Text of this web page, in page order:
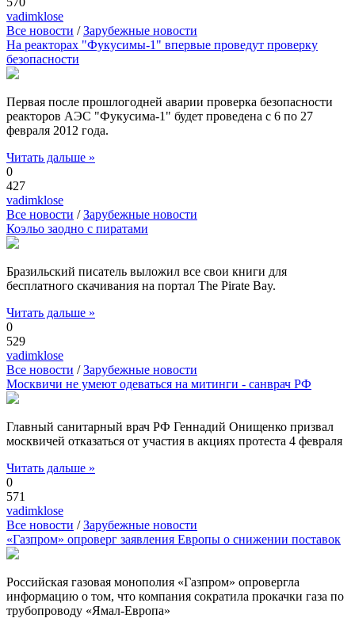
vadimklose
Все новости /Зарубежные новости
На реакторах "Фукусимы-1" впервые проведут проверку
безопасности
Первая после прошлогодней аварии проверка безопасности
реакторов АЭС "Фукусима-1" будет проведена с 6 по 27
февраля 2012 года.
Читать дальше »
0
427
vadimklose
Все новости /Зарубежные новости
Коэльо заодно с пиратами
Бразильский писатель выложил все свои книги для
бесплатного скачивания на портал The Pirate Bay.
Читать дальше »
0
529
vadimklose
Все новости /Зарубежные новости
Москвичи не умеют одеваться на митинги - санврач РФ
Главный санитарный врач РФ Геннадий Онищенко призвал
москвичей отказаться от участия в акциях протеста 4 февраля
Читать дальше »
0
571
vadimklose
Все новости /Зарубежные новости
«Газпром» опроверг заявления Европы о снижении поставок
Российская газовая монополия «Газпром» опровергла
информацию о том, что компания сократила прокачки газа по
трубопроводу «Ямал-Европа»